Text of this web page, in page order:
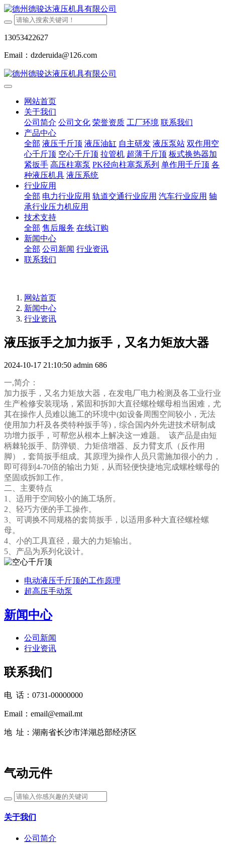
13053422627
Email：dzderuida@126.com
网站首页
关于我们
公司简介 公司文化 荣誉资质 工厂环境 联系我们
产品中心
全部 液压千斤顶 液压油缸 自主研发 液压泵站 双作用空
心千斤顶 空心千斤顶 拉管机 超薄千斤顶 板式换热器加
紧扳手 高压柱塞泵 PK径向柱塞泵系列 单作用千斤顶 各
种液压机具 液压系统
行业应用
全部 电力行业应用 轨道交通行业应用 汽车行业应用 轴
承行业压力机应用
技术支持
全部 售后服务 在线订购
新闻中心
全部 公司新闻 行业资讯
联系我们
网站首页
新闻中心
行业资讯
液压扳手之加力扳手，又名力矩放大器
2024-10-17 21:10:50 admin 686
一,简介：
加力扳手 ，又名力矩放大器，在发电厂电力检测及各工业行业
生产检修安装现场，紧固和拆卸大直径螺栓螺母相当困难，尤
其在操作人员难以施工的环境中(如设备周围空间较小，无法
使用加力杆及各类特种扳手等)，综合国内外先进技术研制成
功增力扳手，可帮您从根本上解决这一难题。 该产品是由短
柄棘轮扳手、防弹锁、力矩倍增器、反力臂支爪（反作用
脚），套筒扳手组成。其原理为操作人员只需施加很小的力，
即可得到4-70倍的输出力矩，从而轻便快捷地完成螺栓螺母的
坚固或拆卸工作。
二、主要特点
1、适用于空间较小的施工场所。
2、轻巧方便的手工操作。
3、可调换不同规格的套筒扳手 ，以适用多种大直径螺栓螺
母。
4、小的工具直径，最大的力矩输出。
5、产品为系列化设计。
电动液压千斤顶的工作原理
超高压手动泵
新闻中心
公司新闻
行业资讯
联系我们
电 话：0731-00000000
Email：email@email.mt
地 址：湖南省长沙市洋湖总部经济区
气动元件
关于我们
公司简介